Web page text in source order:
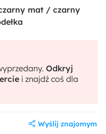
mat / czarny
Odkryj
i znajdź coś dla
Wyślij znajomym